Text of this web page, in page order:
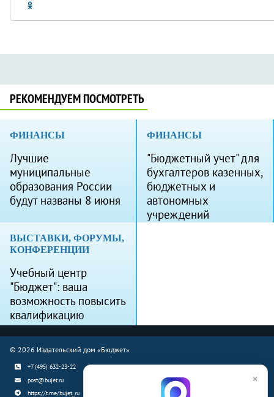
РЕКОМЕНДУЕМ ПОСМОТРЕТЬ
ФИНАНСЫ
Лучшие
муниципальные
образования России
будут названы 8 июня
ФИНАНСЫ
"Бюджетный учет" для
бухгалтеров казенных,
бюджетных и
автономных
учреждений
ВЫСТАВКИ, ФОРУМЫ,
КОНФЕРЕНЦИИ
Учебный центр
"Бюджет": ваша
возможность повысить
квалификацию
© 2026 Издательский дом «Бюджет»
+7 (495) 632-23-22
post@bujet.ru
https://t.me/bujet_ru
×